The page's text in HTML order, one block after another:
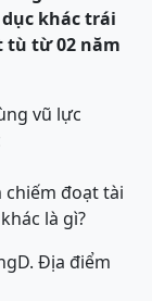
khác trái
tù từ 02 năm
vũ lực
chiếm đoạt tài
là gì?
D. Địa điểm